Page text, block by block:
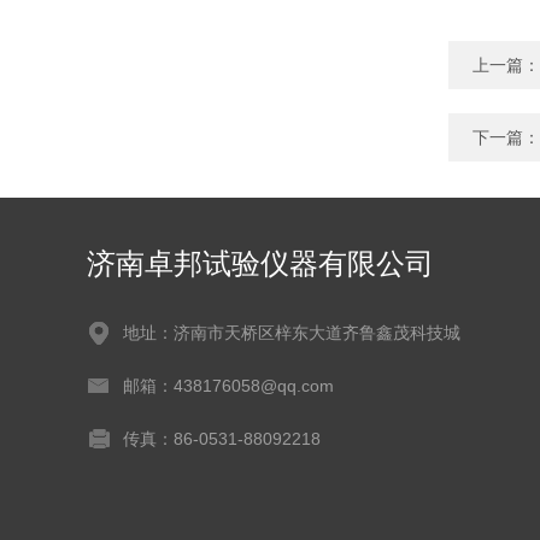
上一篇：
下一篇：
济南卓邦试验仪器有限公司
地址：济南市天桥区梓东大道齐鲁鑫茂科技城
邮箱：438176058@qq.com
传真：86-0531-88092218